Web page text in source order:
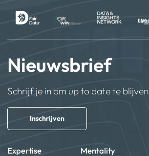
Nieuwsbrief
Schrijf je in om up to date te blijven
Inschrijven
Expertise Mentality